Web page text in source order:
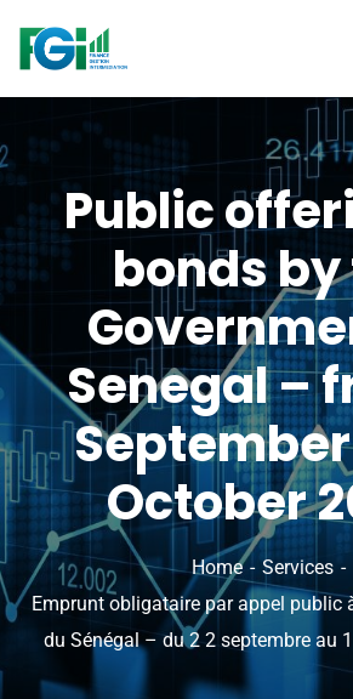
Public
bonds
Senegal –
September
October
Home
Services
Emprunt obligataire par appel public
du Sénégal – du 2 2 septembre au